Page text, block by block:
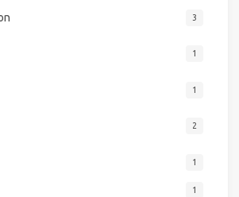
3
1
1
2
1
1